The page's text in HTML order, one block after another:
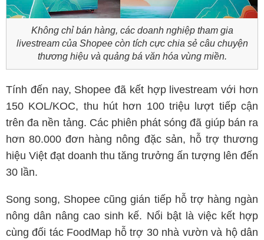
Không chỉ bán hàng, các doanh nghiệp tham gia
livestream của Shopee còn tích cực chia sẻ câu chuyện
thương hiệu và quảng bá văn hóa vùng miền.
Tính đến nay, Shopee đã kết hợp livestream với hơn
150 KOL/KOC, thu hút hơn 100 triệu lượt tiếp cận
trên đa nền tảng. Các phiên phát sóng đã giúp bán ra
hơn 80.000 đơn hàng nông đặc sản, hỗ trợ thương
hiệu Việt đạt doanh thu tăng trưởng ấn tượng lên đến
30 lần.
Song song, Shopee cũng gián tiếp hỗ trợ hàng ngàn
nông dân nâng cao sinh kế. Nổi bật là việc kết hợp
cùng đối tác FoodMap hỗ trợ 30 nhà vườn và hộ dân